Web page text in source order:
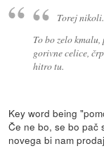
Torej nikoli.
To bo zelo
gorivne celice,
hitro tu.
Key word being
Če ne bo, se bo pač
novega bi nam